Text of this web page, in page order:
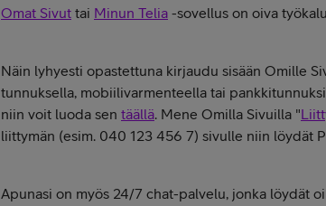
Omat Sivut tai Minun Telia -sovellus on oiva
Näin lyhyesti opastettuna kirjaudu sisään Omille
tunnuksella, mobiilivarmenteella tai
niin voit luoda sen täällä. Mene Omilla Sivuilla "
liittymän (esim. 040 123 456 7) sivulle niin löydät
Apunasi on myös 24/7 chat-palvelu, jonka löydät